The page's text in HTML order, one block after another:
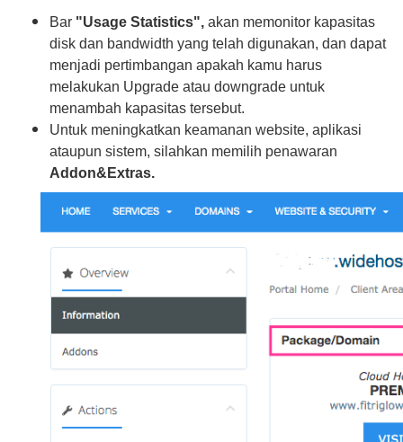
Bar "Usage Statistics", akan memonitor kapasitas
disk dan bandwidth yang telah digunakan, dan dapat
menjadi pertimbangan apakah kamu harus
melakukan Upgrade atau downgrade untuk
menambah kapasitas tersebut.
Untuk meningkatkan keamanan website, aplikasi
ataupun sistem, silahkan memilih penawaran
Addon&Extras.